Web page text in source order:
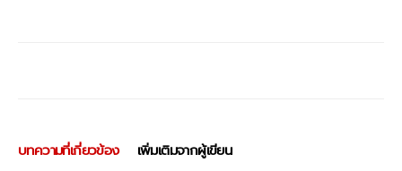
บทความที่เกี่ยวข้อง เพิ่มเติมจากผู้เขียน